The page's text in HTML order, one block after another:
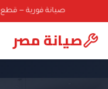
صيانة فورية — قطع غيار
صيانة مصر